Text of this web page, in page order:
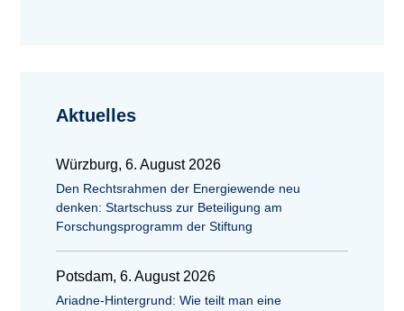
Aktuelles
Würzburg, 6. August 2026
Den Rechtsrahmen der Energiewende neu
denken: Startschuss zur Beteiligung am
Forschungsprogramm der Stiftung
Potsdam, 6. August 2026
Ariadne-Hintergrund: Wie teilt man eine